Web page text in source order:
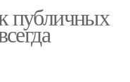
публичных